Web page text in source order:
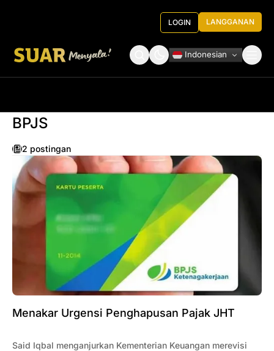
LOGIN LANGGANAN
Indonesian
BPJS
2 postingan
Menakar Urgensi Penghapusan Pajak JHT
Said Iqbal menganjurkan Kementerian Keuangan merevisi